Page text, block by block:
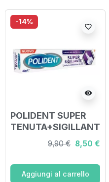
-14%
visibility
favorite_border
POLIDENT SUPER
TENUTA+SIGILLANT
E ADESIVO PROTESI
DENTALE 40 G
9,90 € 8,50 €
Aggiungi al carrello